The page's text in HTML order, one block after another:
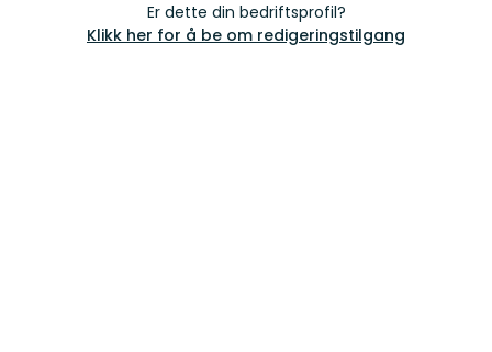
Er dette din bedriftsprofil?
Klikk her for å be om redigeringstilgang